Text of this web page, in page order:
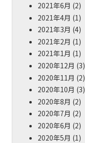
2021年6月 (2)
2021年4月 (1)
2021年3月 (4)
2021年2月 (1)
2021年1月 (1)
2020年12月 (3)
2020年11月 (2)
2020年10月 (3)
2020年8月 (2)
2020年7月 (2)
2020年6月 (2)
2020年5月 (1)